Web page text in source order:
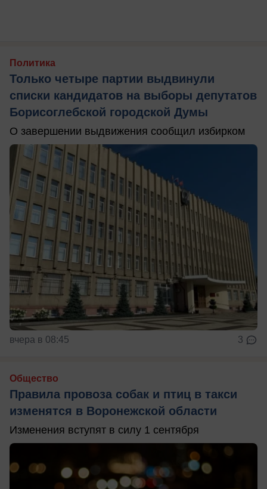
Политика
Только четыре партии выдвинули
списки кандидатов на выборы депутатов
Борисоглебской городской Думы
О завершении выдвижения сообщил избирком
вчера в 08:45 3
Общество
Правила провоза собак и птиц в такси
изменятся в Воронежской области
Изменения вступят в силу 1 сентября